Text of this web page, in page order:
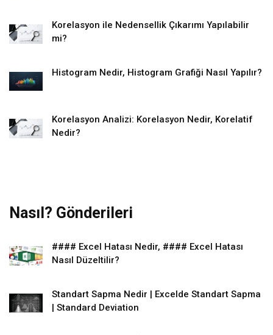
Korelasyon ile Nedensellik Çıkarımı Yapılabilir
mi?
Histogram Nedir, Histogram Grafiği Nasıl Yapılır?
Korelasyon Analizi: Korelasyon Nedir, Korelatif
Nedir?
Nasıl? Gönderileri
#### Excel Hatası Nedir, #### Excel Hatası
Nasıl Düzeltilir?
Standart Sapma Nedir | Excelde Standart Sapma
| Standard Deviation